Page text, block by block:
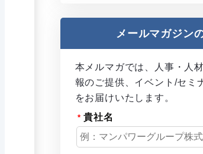
メールマガジン
本メルマガでは、人事・人
報のご提供、イベント/セミ
をお届けいたします。
貴社名